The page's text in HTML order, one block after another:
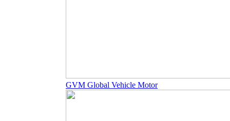
GVM Global Vehicle Motor